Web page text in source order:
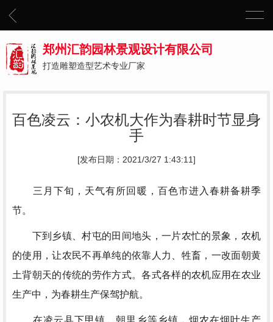
郑州汇韵园林景观设计有限公司
打造雕塑造型艺术专业厂家
百色凌云：小农机大作为春耕时节显身
手
[发布日期：2021/3/27 1:43:11]
三月下旬，天气有所回暖，百色市进入春耕备耕季
节。
下到乡镇、村屯的田间地头，一片农忙的景象，农机
的使用，让农民不再单纯的依靠人力、牲畜，一改面朝黄
土背朝天的传统的劳作方式。各式各样的农机应用在农业
生产中，为春耕生产保驾护航。
在凌云县下甲镇、朝里乡等乡镇，烟农在烟叶生产